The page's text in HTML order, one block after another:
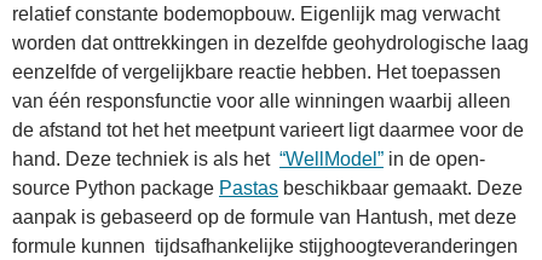
relatief constante bodemopbouw. Eigenlijk mag verwacht
worden dat onttrekkingen in dezelfde geohydrologische laag
eenzelfde of vergelijkbare reactie hebben. Het toepassen
van één responsfunctie voor alle winningen waarbij alleen
de afstand tot het het meetpunt varieert ligt daarmee voor de
hand. Deze techniek is als het “WellModel” in de open-
source Python package Pastas beschikbaar gemaakt. Deze
aanpak is gebaseerd op de formule van Hantush, met deze
formule kunnen tijdsafhankelijke stijghoogteveranderingen